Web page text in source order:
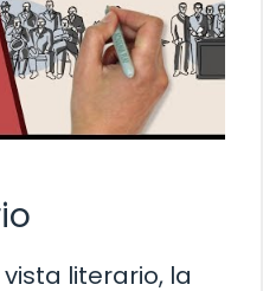
literario, la